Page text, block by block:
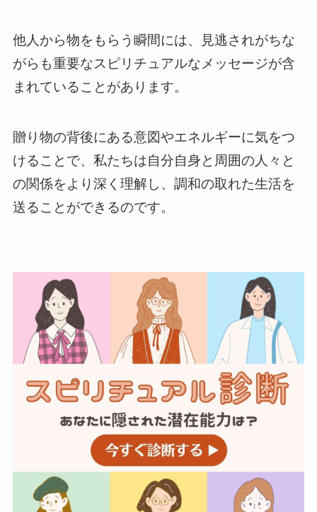
他人から物をもらう瞬間には、見逃されがちな
がらも重要なスピリチュアルなメッセージが含
まれていることがあります。
贈り物の背後にある意図やエネルギーに気をつ
けることで、私たちは自分自身と周囲の人々と
の関係をより深く理解し、調和の取れた生活を
送ることができるのです。